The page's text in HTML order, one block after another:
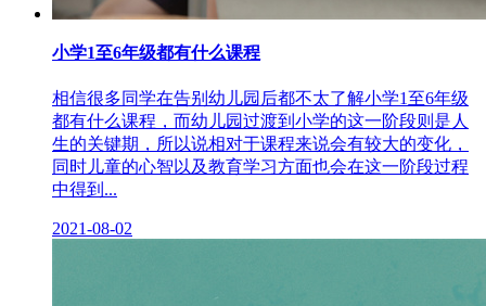
小学1至6年级都有什么课程
相信很多同学在告别幼儿园后都不太了解小学1至6年级
都有什么课程，而幼儿园过渡到小学的这一阶段则是人
生的关键期，所以说相对于课程来说会有较大的变化，
同时儿童的心智以及教育学习方面也会在这一阶段过程
中得到...
2021-08-02